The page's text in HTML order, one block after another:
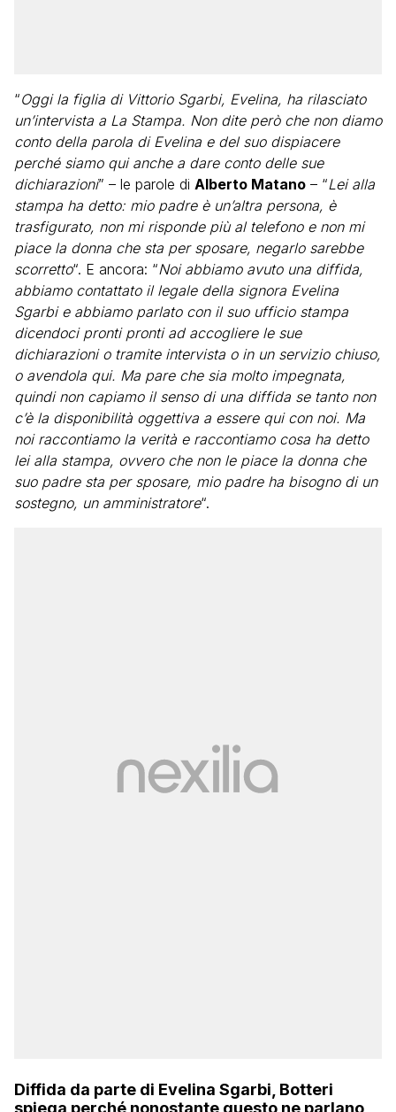
“Oggi la figlia di Vittorio Sgarbi, Evelina, ha rilasciato
un’intervista a La Stampa. Non dite però che non diamo
conto della parola di Evelina e del suo dispiacere
perché siamo qui anche a dare conto delle sue
dichiarazioni” – le parole di Alberto Matano – “Lei alla
stampa ha detto: mio padre è un’altra persona, è
trasfigurato, non mi risponde più al telefono e non mi
piace la donna che sta per sposare, negarlo sarebbe
scorretto“. E ancora: “Noi abbiamo avuto una diffida,
abbiamo contattato il legale della signora Evelina
Sgarbi e abbiamo parlato con il suo ufficio stampa
dicendoci pronti pronti ad accogliere le sue
dichiarazioni o tramite intervista o in un servizio chiuso,
o avendola qui. Ma pare che sia molto impegnata,
quindi non capiamo il senso di una diffida se tanto non
c’è la disponibilità oggettiva a essere qui con noi. Ma
noi raccontiamo la verità e raccontiamo cosa ha detto
lei alla stampa, ovvero che non le piace la donna che
suo padre sta per sposare, mio padre ha bisogno di un
sostegno, un amministratore“.
Diffida da parte di Evelina Sgarbi, Botteri
spiega perché nonostante questo ne parlano